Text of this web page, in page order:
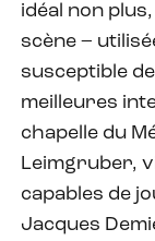
idéal non
scène –
susceptible
meilleures
chapelle du
Leimgruber,
capables de
Jacques